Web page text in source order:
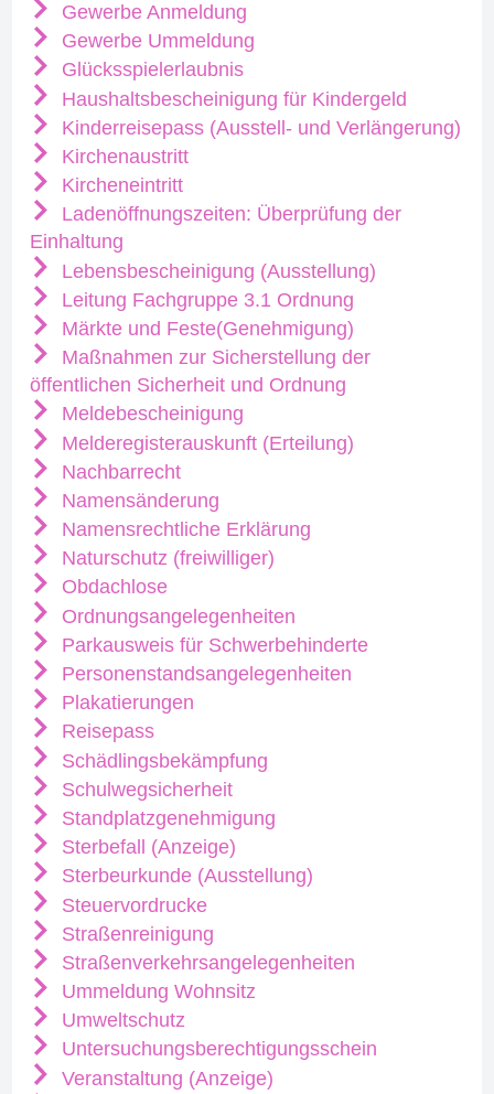
Gewerbe Anmeldung
Gewerbe Ummeldung
Glücksspielerlaubnis
Haushaltsbescheinigung für Kindergeld
Kinderreisepass (Ausstell- und Verlängerung)
Kirchenaustritt
Kircheneintritt
Ladenöffnungszeiten: Überprüfung der
Einhaltung
Lebensbescheinigung (Ausstellung)
Leitung Fachgruppe 3.1 Ordnung
Märkte und Feste(Genehmigung)
Maßnahmen zur Sicherstellung der
öffentlichen Sicherheit und Ordnung
Meldebescheinigung
Melderegisterauskunft (Erteilung)
Nachbarrecht
Namensänderung
Namensrechtliche Erklärung
Naturschutz (freiwilliger)
Obdachlose
Ordnungsangelegenheiten
Parkausweis für Schwerbehinderte
Personenstandsangelegenheiten
Plakatierungen
Reisepass
Schädlingsbekämpfung
Schulwegsicherheit
Standplatzgenehmigung
Sterbefall (Anzeige)
Sterbeurkunde (Ausstellung)
Steuervordrucke
Straßenreinigung
Straßenverkehrsangelegenheiten
Ummeldung Wohnsitz
Umweltschutz
Untersuchungsberechtigungsschein
Veranstaltung (Anzeige)